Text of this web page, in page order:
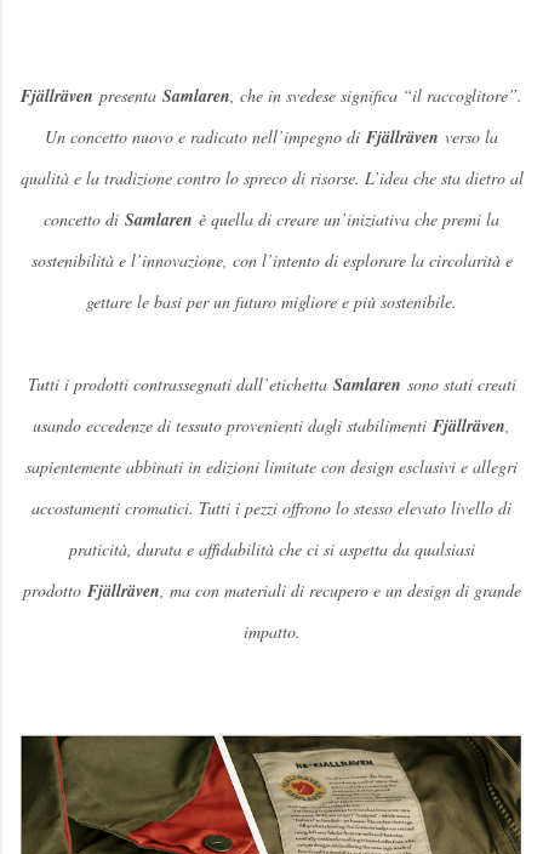
Fjällräven presenta Samlaren, che in svedese significa “il raccoglitore”.
Un concetto nuovo e radicato nell’impegno di Fjällräven verso la
qualità e la tradizione contro lo spreco di risorse. L’idea che sta dietro al
concetto di Samlaren è quella di creare un’iniziativa che premi la
sostenibilità e l’innovazione, con l’intento di esplorare la circolarità e
gettare le basi per un futuro migliore e più sostenibile.
Tutti i prodotti contrassegnati dall’etichetta Samlaren sono stati creati
usando eccedenze di tessuto provenienti dagli stabilimenti Fjällräven,
sapientemente abbinati in edizioni limitate con design esclusivi e allegri
accostamenti cromatici. Tutti i pezzi offrono lo stesso elevato livello di
praticità, durata e affidabilità che ci si aspetta da qualsiasi
prodotto Fjällräven, ma con materiali di recupero e un design di grande
impatto.